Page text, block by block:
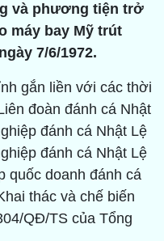
và phương tiện trở
máy bay Mỹ trút
7/6/1972.
gắn liền với các thời
đoàn đánh cá Nhật
đánh cá Nhật Lệ
đánh cá Nhật Lệ
quốc doanh đánh cá
thác và chế biến
QĐ/TS của Tổng